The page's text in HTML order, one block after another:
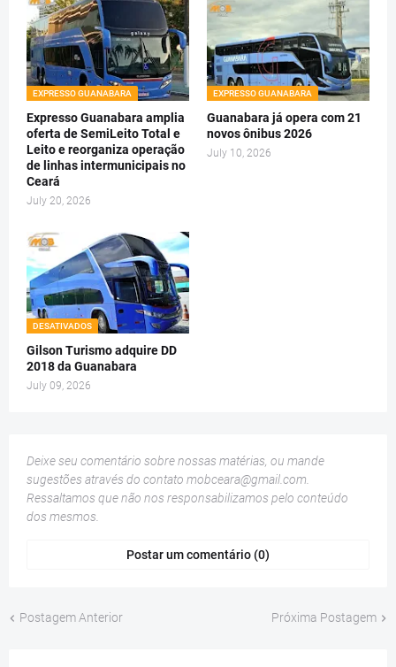
EXPRESSO GUANABARA
Expresso Guanabara amplia
oferta de SemiLeito Total e
Leito e reorganiza operação
de linhas intermunicipais no
Ceará
July 20, 2026
EXPRESSO GUANABARA
Guanabara já opera com 21
novos ônibus 2026
July 10, 2026
DESATIVADOS
Gilson Turismo adquire DD
2018 da Guanabara
July 09, 2026
Deixe seu comentário sobre nossas matérias, ou mande
sugestões através do contato mobceara@gmail.com.
Ressaltamos que não nos responsabilizamos pelo conteúdo
dos mesmos.
Postar um comentário (0)
Postagem Anterior Próxima Postagem